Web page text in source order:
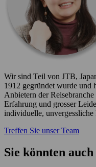
Wir sind Teil von JTB,
1912 gegründet wurde und
Anbietern der
Erfahrung und grosser
individuelle,
Treffen Sie unser Team
Sie könnten